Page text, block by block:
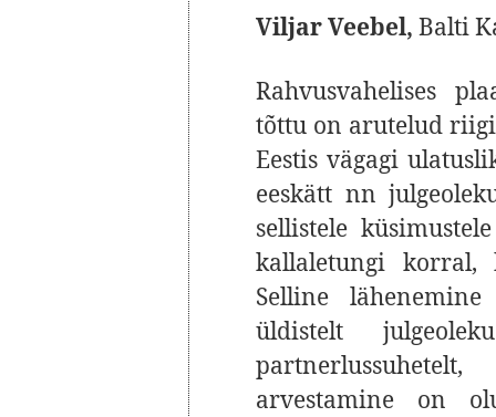
Viljar Veebel, Balti
Rahvusvahelises
tõttu on arutelud
Eestis vägagi
eeskätt nn
sellistele
kallaletungi korral,
Selline
üldistelt
arvestamine on